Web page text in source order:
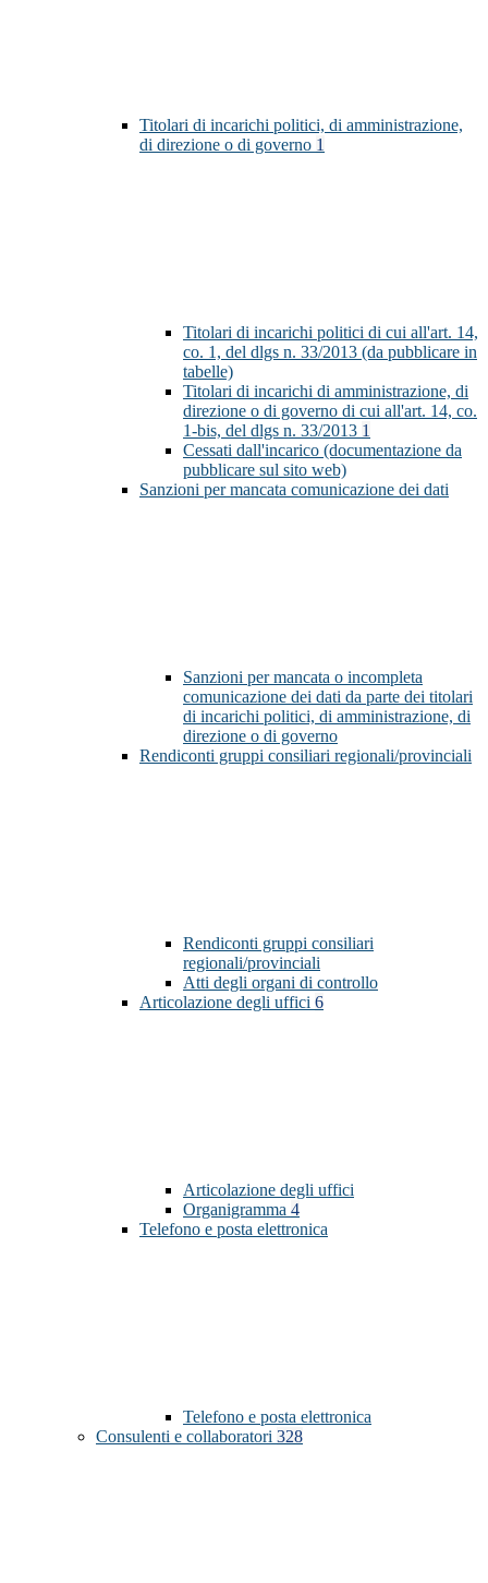
Titolari di incarichi politici, di amministrazione,
di direzione o di governo 1
Titolari di incarichi politici di cui all'art. 14,
co. 1, del dlgs n. 33/2013 (da pubblicare in
tabelle)
Titolari di incarichi di amministrazione, di
direzione o di governo di cui all'art. 14, co.
1-bis, del dlgs n. 33/2013 1
Cessati dall'incarico (documentazione da
pubblicare sul sito web)
Sanzioni per mancata comunicazione dei dati
Sanzioni per mancata o incompleta
comunicazione dei dati da parte dei titolari
di incarichi politici, di amministrazione, di
direzione o di governo
Rendiconti gruppi consiliari regionali/provinciali
Rendiconti gruppi consiliari
regionali/provinciali
Atti degli organi di controllo
Articolazione degli uffici 6
Articolazione degli uffici
Organigramma 4
Telefono e posta elettronica
Telefono e posta elettronica
Consulenti e collaboratori 328